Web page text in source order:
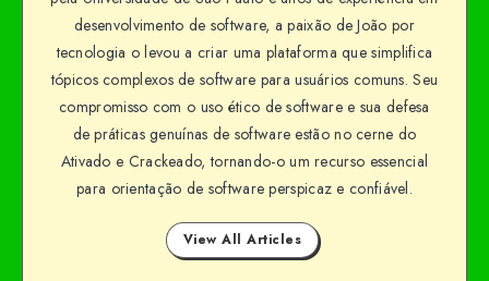
desenvolvimento de software, a paixão de João por
tecnologia o levou a criar uma plataforma que simplifica
tópicos complexos de software para usuários comuns. Seu
compromisso com o uso ético de software e sua defesa
de práticas genuínas de software estão no cerne do
Ativado e Crackeado, tornando-o um recurso essencial
para orientação de software perspicaz e confiável.
View All Articles